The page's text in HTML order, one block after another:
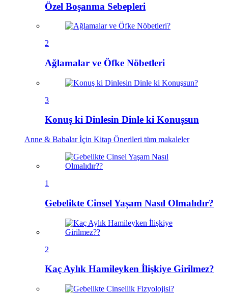
Özel Boşanma Sebepleri
2
Ağlamalar ve Öfke Nöbetleri
3
Konuş ki Dinlesin Dinle ki Konuşsun
Anne & Babalar İçin Kitap Önerileri tüm makaleler
1
Gebelikte Cinsel Yaşam Nasıl Olmalıdır?
2
Kaç Aylık Hamileyken İlişkiye Girilmez?